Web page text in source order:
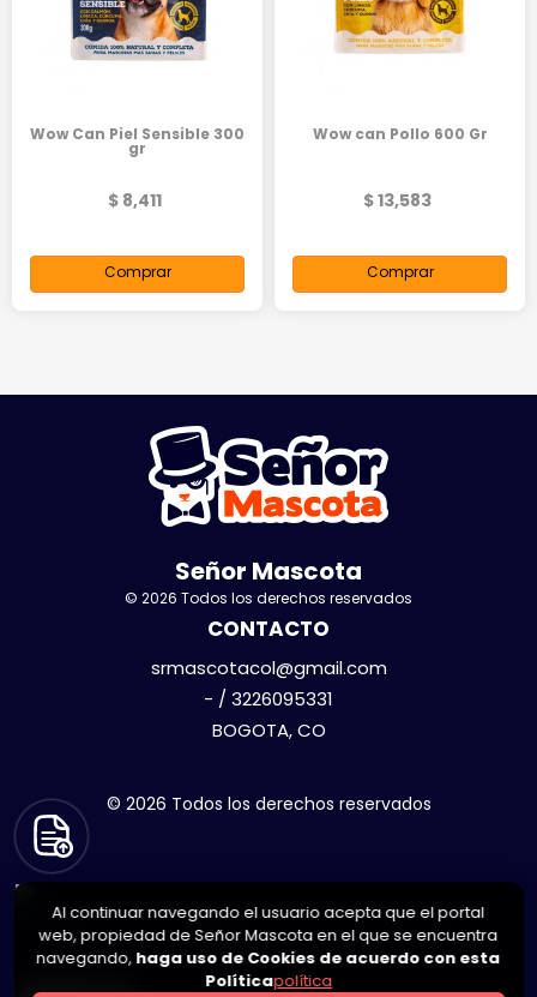
Wow Can Piel Sensible 300
gr
$ 8,411
Comprar
Wow can Pollo 600 Gr
$ 13,583
Comprar
Señor Mascota
© 2026 Todos los derechos reservados
CONTACTO
srmascotacol@gmail.com
- / 3226095331
BOGOTA, CO
© 2026 Todos los derechos reservados
Al continuar navegando el usuario acepta que el portal
web, propiedad de Señor Mascota en el que se encuentra
navegando, haga uso de Cookies de acuerdo con esta
Políticapolítica